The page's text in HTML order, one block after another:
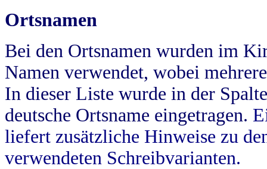
Ortsnamen
Bei den Ortsnamen wurden im
Namen verwendet, wobei
In dieser Liste wurde in der
deutsche Ortsname eingetragen.
liefert zusätzliche Hinweise zu
verwendeten Schreibvarianten.